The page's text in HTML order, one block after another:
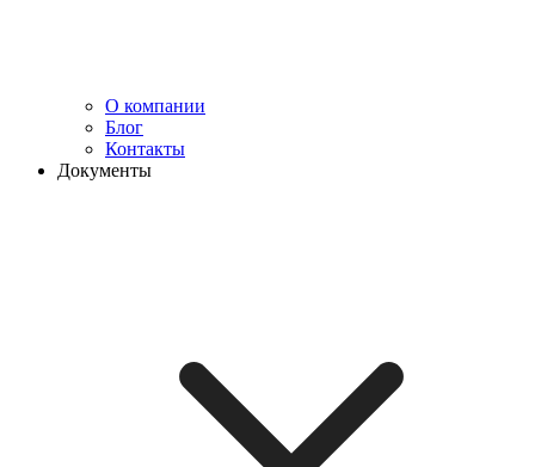
О компании
Блог
Контакты
Документы